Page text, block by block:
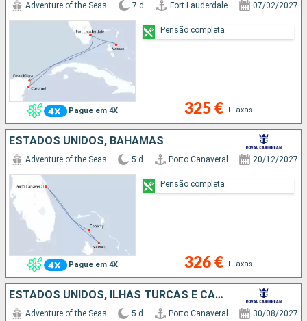
Pague em 4X
Adventure of the Seas 7 d Fort Lauderdale 07/02/2027
325 € +Taxas
Pensão completa
ESTADOS UNIDOS, BAHAMAS
Pague em 4X
Adventure of the Seas 5 d Porto Canaveral 20/12/2027
326 € +Taxas
Pensão completa
ESTADOS UNIDOS, ILHAS TURCAS E CAICOS
Adventure of the Seas 5 d Porto Canaveral 30/08/2027